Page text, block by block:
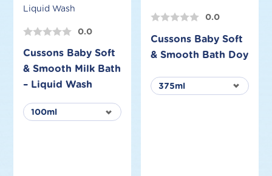
0.0
Cussons Baby Soft
& Smooth Milk Bath
– Liquid Wash
0.0
Cussons Baby Soft
& Smooth Bath Doy